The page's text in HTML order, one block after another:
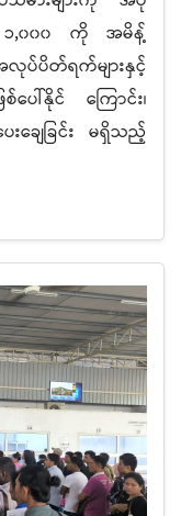
၁,၀၀၀ ကို အမိန့်
ပိတ်ရက်များနှင့်
ပေါ်နိုင် ကြောင်း၊
ျေခြင်း မရှိသည့်